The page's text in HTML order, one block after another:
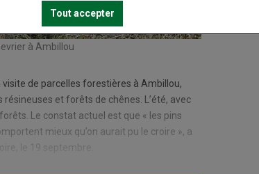
à Ambillou
visite de parcelles forestières à Ambillou,
et forêts de chênes. L’été, avec
Le constat actuel est que « les pins
mieux qu’on aurait pu le croire », a
le 19 septembre.
Tout accepter